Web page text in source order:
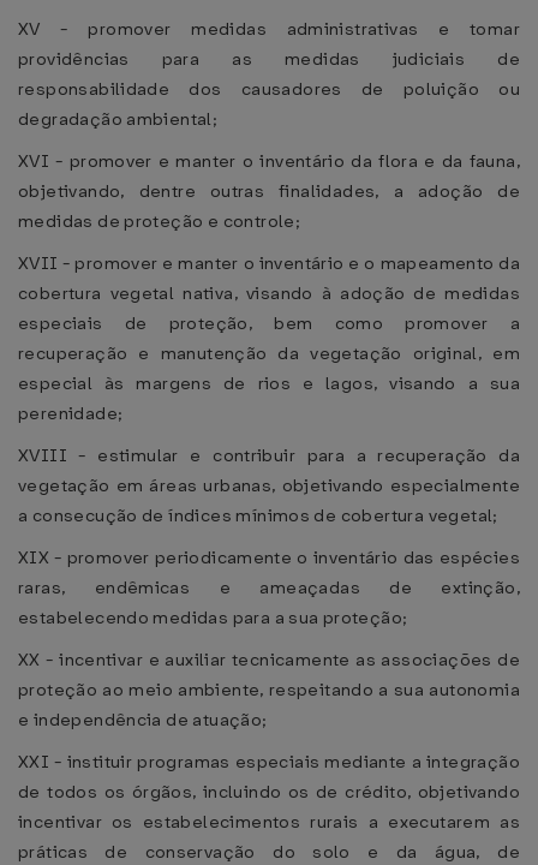
XV - promover medidas administrativas e tomar
providências para as medidas judiciais de
responsabilidade dos causadores de poluição ou
degradação ambiental;
XVI - promover e manter o inventário da flora e da fauna,
objetivando, dentre outras finalidades, a adoção de
medidas de proteção e controle;
XVII - promover e manter o inventário e o mapeamento da
cobertura vegetal nativa, visando à adoção de medidas
especiais de proteção, bem como promover a
recuperação e manutenção da vegetação original, em
especial às margens de rios e lagos, visando a sua
perenidade;
XVIII - estimular e contribuir para a recuperação da
vegetação em áreas urbanas, objetivando especialmente
a consecução de índices mínimos de cobertura vegetal;
XIX - promover periodicamente o inventário das espécies
raras, endêmicas e ameaçadas de extinção,
estabelecendo medidas para a sua proteção;
XX - incentivar e auxiliar tecnicamente as associações de
proteção ao meio ambiente, respeitando a sua autonomia
e independência de atuação;
XXI - instituir programas especiais mediante a integração
de todos os órgãos, incluindo os de crédito, objetivando
incentivar os estabelecimentos rurais a executarem as
práticas de conservação do solo e da água, de